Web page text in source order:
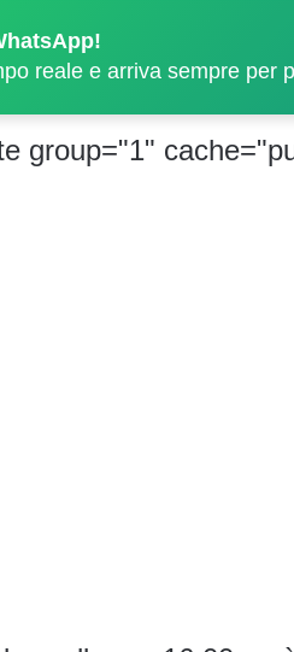
reale e arriva sempre per
group="1"